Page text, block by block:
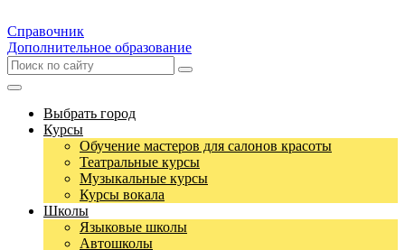
Справочник
Дополнительное образование
Выбрать город
Курсы
Обучение мастеров для салонов красоты
Театральные курсы
Музыкальные курсы
Курсы вокала
Школы
Языковые школы
Автошколы